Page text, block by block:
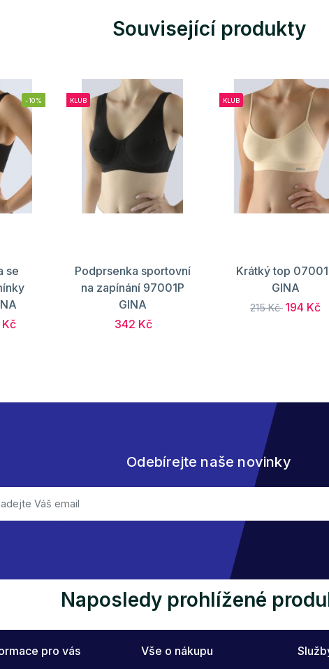
Související produkty
-10%
se
Kč
KLUB
Podprsenka sportovní
na zapínání 97001P
GINA
342 Kč
KLUB
Krátký top
GINA
215 Kč 194 Kč
Odebírejte naše novinky
Naposledy prohlížené
pro vás Vše o nákupu